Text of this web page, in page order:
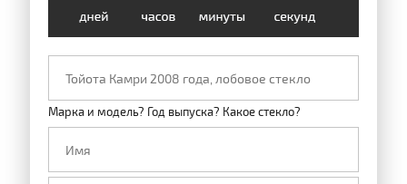
Марка и модель? Год выпуска? Какое стекло?